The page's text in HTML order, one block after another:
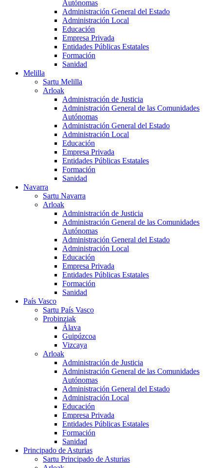
Autónomas
Administración General del Estado
Administración Local
Educación
Empresa Privada
Entidades Públicas Estatales
Formación
Sanidad
Melilla
Sartu Melilla
Arloak
Administración de Justicia
Administración General de las Comunidades
Autónomas
Administración General del Estado
Administración Local
Educación
Empresa Privada
Entidades Públicas Estatales
Formación
Sanidad
Navarra
Sartu Navarra
Arloak
Administración de Justicia
Administración General de las Comunidades
Autónomas
Administración General del Estado
Administración Local
Educación
Empresa Privada
Entidades Públicas Estatales
Formación
Sanidad
País Vasco
Sartu País Vasco
Probinziak
Álava
Guipúzcoa
Vizcaya
Arloak
Administración de Justicia
Administración General de las Comunidades
Autónomas
Administración General del Estado
Administración Local
Educación
Empresa Privada
Entidades Públicas Estatales
Formación
Sanidad
Principado de Asturias
Sartu Principado de Asturias